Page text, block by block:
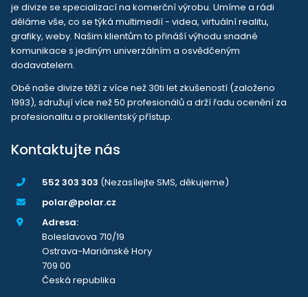
je divize se specializací na komerční výrobu. Umíme a rádi
děláme vše, co se týká multimedií - videa, virtuální realitu,
grafiky, weby. Našim klientům to přináší výhodu snadné
komunikace s jediným univerzálním a osvědčeným
dodavatelem.
Obě naše divize těží z více než 30ti let zkušeností (založeno
1993), sdružují více než 50 profesionálů a drží řadu ocenění za
profesionalitu a proklientský přístup.
Kontaktujte nás
552 303 303 (Nezasílejte SMS, děkujeme)
polar@polar.cz
Adresa:
Boleslavova 710/19
Ostrava-Mariánské Hory
709 00
Česká republika